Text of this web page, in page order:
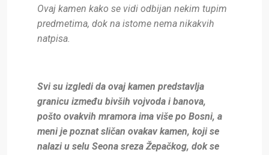
Ovaj kamen kako se vidi odbijan nekim tupim
predmetima, dok na istome nema nikakvih
natpisa.
Svi su izgledi da ovaj kamen predstavlja
granicu između bivših vojvoda i banova,
pošto ovakvih mramora ima više po Bosni, a
meni je poznat sličan ovakav kamen, koji se
nalazi u selu Seona sreza Žepačkog, dok se